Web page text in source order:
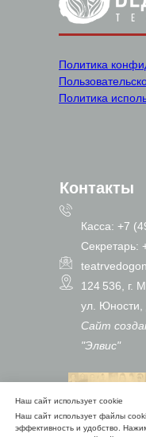
Наш сайт использует cookie
Наш сайт использует файлы
эффективность и удобство.
Контакты
Касса: +7
Секретарь:
124 536, г.
ул. Юности,
Сайт
"Элвис"
Политика
Политика